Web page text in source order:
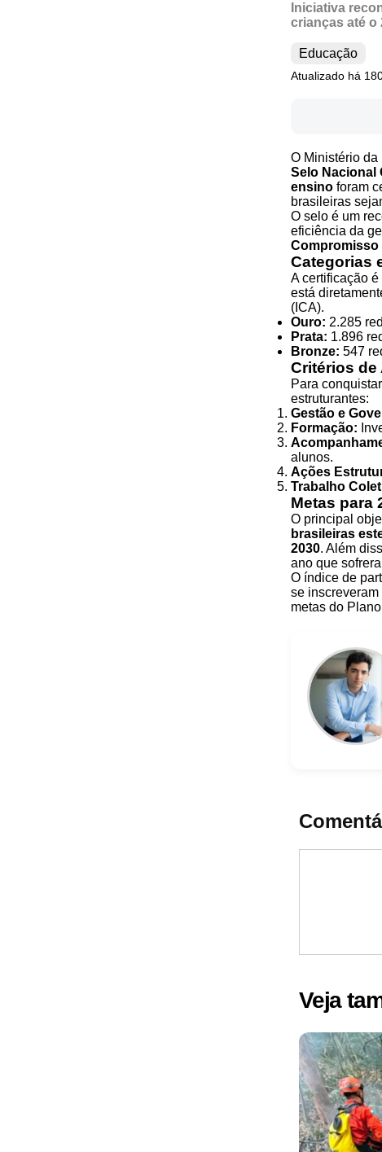
Iniciativa
crianças até o
Educação
Atualizado há
O Ministério
Selo Nacional
ensino foram
brasileiras
O selo é um
eficiência da
Compromisso
Categorias
A certificação
está
(ICA).
Ouro: 2.285
Prata: 1.896
Bronze: 547
Critérios de
Para
estruturantes:
Gestão e
Formação:
alunos.
Ações
Trabalho
Metas para
O principal
brasileiras
2030. Além
ano que
O índice de
se
metas do
Veja